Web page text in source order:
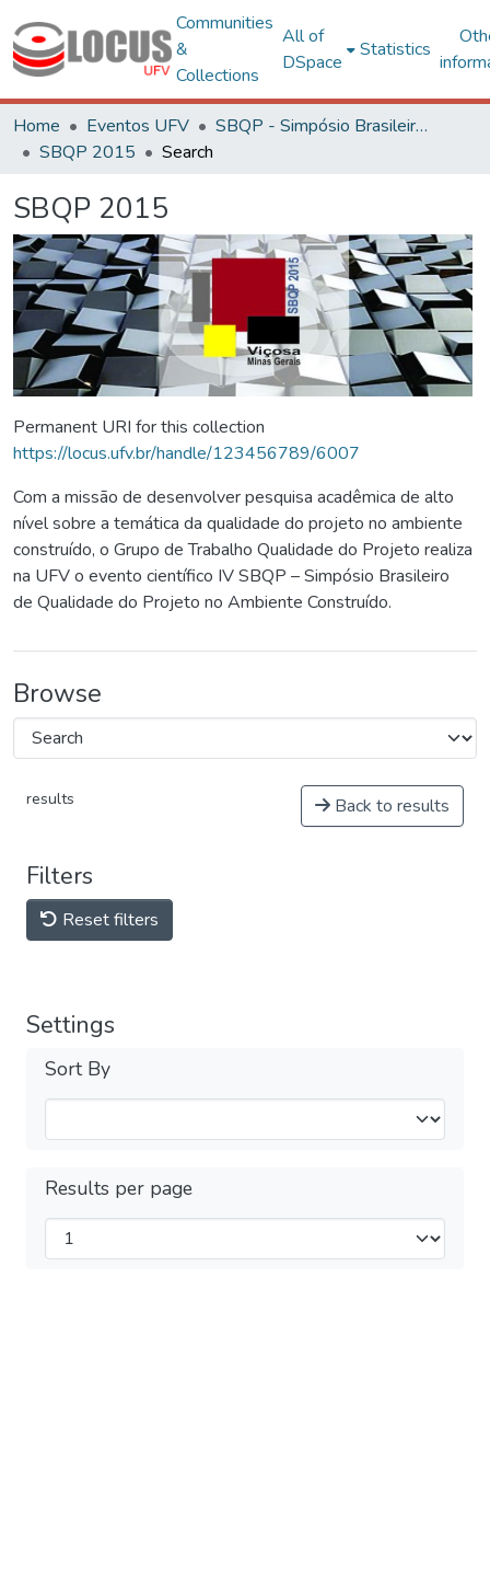
Communities
&
Collections
All of
DSpace
Statistics
Home Eventos UFV
SBQP - Simpósio Brasileiro de Qualidade do Projeto no Ambiente Construído
SBQP 2015
Search
SBQP 2015
Permanent URI for this collection
https://locus.ufv.br/handle/123456789/6007
Com a missão de desenvolver pesquisa acadêmica de alto
nível sobre a temática da qualidade do projeto no ambiente
construído, o Grupo de Trabalho Qualidade do Projeto realiza
na UFV o evento científico IV SBQP – Simpósio Brasileiro
de Qualidade do Projeto no Ambiente Construído.
Browse
results Back to results
Filters
Reset filters
Settings
Sort By
Results per page